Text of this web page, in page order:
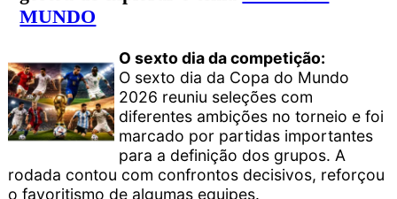
MUNDO
O sexto dia da competição:
O sexto dia da Copa do Mundo
2026 reuniu seleções com
diferentes ambições no torneio e foi
marcado por partidas importantes
para a definição dos grupos. A
rodada contou com confrontos decisivos, reforçou
o favoritismo de algumas equipes.